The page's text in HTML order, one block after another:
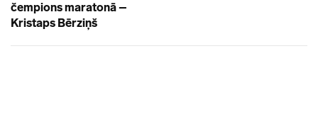
čempions maratonā –
Kristaps Bērziņš